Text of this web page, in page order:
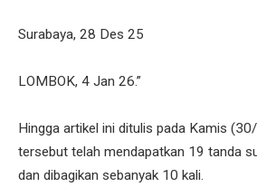
Surabaya, 28 Des 25
LOMBOK, 4 Jan 26.”
Hingga artikel ini ditulis pada Kamis
tersebut telah mendapatkan 19 tanda
dan dibagikan sebanyak 10 kali.